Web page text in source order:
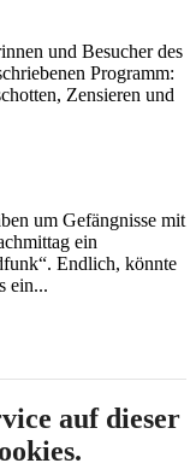
und Besucher des
Programm:
Zensieren und
um Gefängnisse mit
ein
Endlich, könnte
ein...
auf dieser